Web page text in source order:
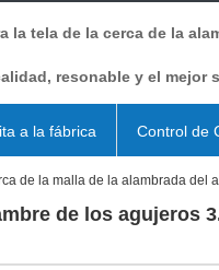
la tela de la cerca de la
resonable y el mejor
a la fábrica Control de
de la malla de la alambrada del
de los agujeros